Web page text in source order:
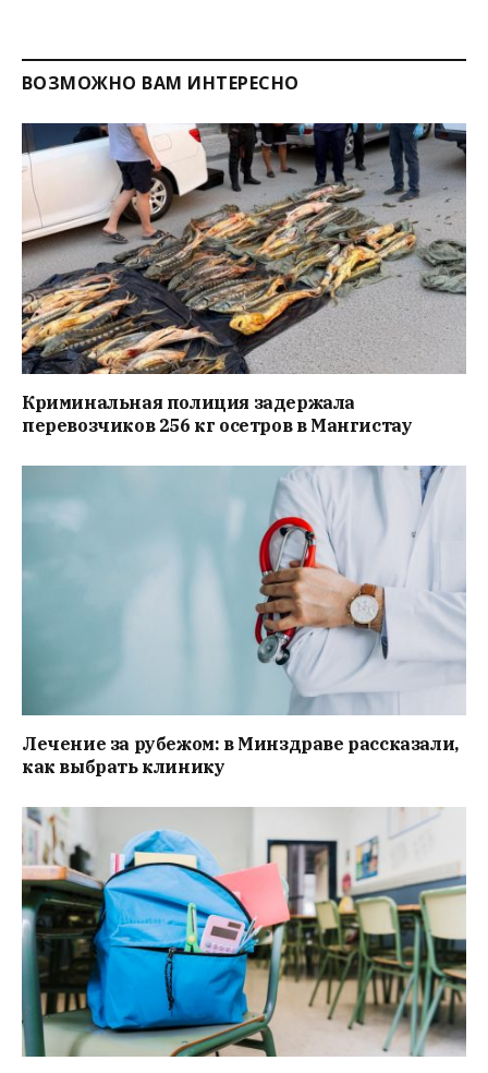
ВОЗМОЖНО ВАМ ИНТЕРЕСНО
Криминальная полиция задержала
перевозчиков 256 кг осетров в Мангистау
Лечение за рубежом: в Минздраве рассказали,
как выбрать клинику